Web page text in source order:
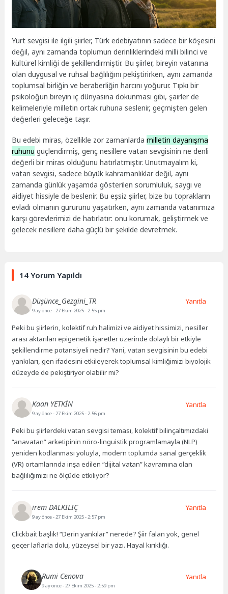
Yurt sevgisi ile ilgili şiirler, Türk edebiyatının sadece bir köşesini
değil, aynı zamanda toplumun derinliklerindeki milli bilinci ve
kültürel kimliği de şekillendirmiştir. Bu şiirler, bireyin vatanına
olan duygusal ve ruhsal bağlılığını pekiştirirken, aynı zamanda
toplumsal birliğin ve beraberliğin harcını yoğurur. Tıpkı bir
psikoloğun bireyin iç dünyasına dokunması gibi, şairler de
kelimeleriyle milletin ortak ruhuna seslenir, geçmişten gelen
değerleri geleceğe taşır.
Bu edebi miras, özellikle zor zamanlardamilletin dayanışma
ruhunu güçlendirmiş, genç nesillere vatan sevgisinin ne denli
değerli bir miras olduğunu hatırlatmıştır. Unutmayalım ki,
vatan sevgisi, sadece büyük kahramanlıklar değil, aynı
zamanda günlük yaşamda gösterilen sorumluluk, saygı ve
aidiyet hissiyle de beslenir. Bu eşsiz şiirler, bize bu toprakların
evladı olmanın gururunu yaşatırken, aynı zamanda vatanımıza
karşı görevlerimizi de hatırlatır: onu korumak, geliştirmek ve
gelecek nesillere daha güçlü bir şekilde devretmek.
14 Yorum Yapıldı
Düşünce_Gezgini_TR
9 ay önce- 27 Ekim 2025 - 2:55 pm
Peki bu şiirlerin, kolektif ruh halimizi ve aidiyet hissimizi, nesiller
arası aktarılan epigenetik işaretler üzerinde dolaylı bir etkiyle
şekillendirme potansiyeli nedir? Yani, vatan sevgisinin bu edebi
yankıları, gen ifadesini etkileyerek toplumsal kimliğimizi biyolojik
düzeyde de pekiştiriyor olabilir mi?
Yanıtla
Kaan YETKİN
9 ay önce- 27 Ekim 2025 - 2:56 pm
Peki bu şiirlerdeki vatan sevgisi teması, kolektif bilinçaltımızdaki
“anavatan” arketipinin nöro-linguistik programlamayla (NLP)
yeniden kodlanması yoluyla, modern toplumda sanal gerçeklik
(VR) ortamlarında inşa edilen “dijital vatan” kavramına olan
bağlılığımızı ne ölçüde etkiliyor?
Yanıtla
irem DALKILIÇ
9 ay önce- 27 Ekim 2025 - 2:57 pm
Clickbait başlık! “Derin yankılar” nerede? Şiir falan yok, genel
geçer laflarla dolu, yüzeysel bir yazı. Hayal kırıklığı.
Yanıtla
Rumi Cenova
9 ay önce- 27 Ekim 2025 - 2:59 pm
Yanıtla